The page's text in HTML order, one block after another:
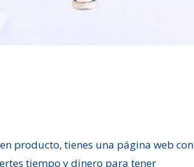
producto, tienes una página web con
tiempo y dinero para tener